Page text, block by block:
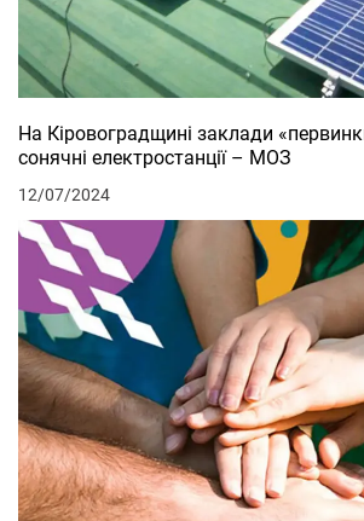
На Кіровоградщині заклади
сонячні електростанції – МОЗ
12/07/2024